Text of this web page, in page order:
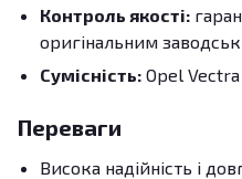
Контроль якості:
оригінальним
Сумісність: Opel Vectra
Переваги
Висока надійність і